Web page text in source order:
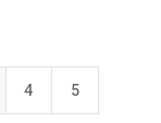
4 5